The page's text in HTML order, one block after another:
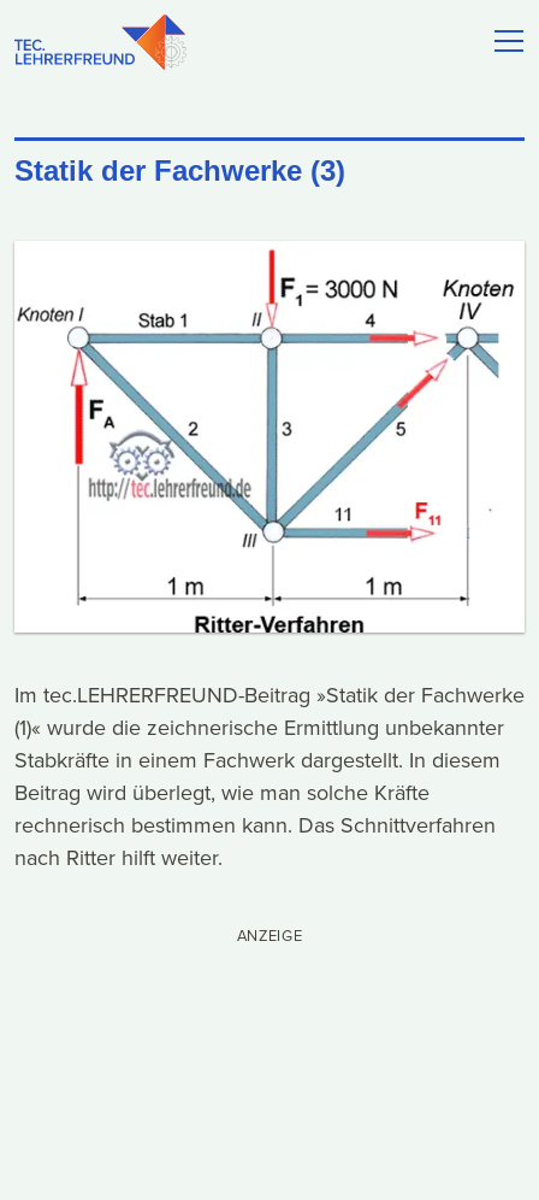
Statik der Fachwerke (3)
Im tec.LEHRERFREUND-Beitrag »Statik der Fachwerke
(1)« wurde die zeichnerische Ermittlung unbekannter
Stabkräfte in einem Fachwerk dargestellt. In diesem
Beitrag wird überlegt, wie man solche Kräfte
rechnerisch bestimmen kann. Das Schnittverfahren
nach Ritter hilft weiter.
ANZEIGE